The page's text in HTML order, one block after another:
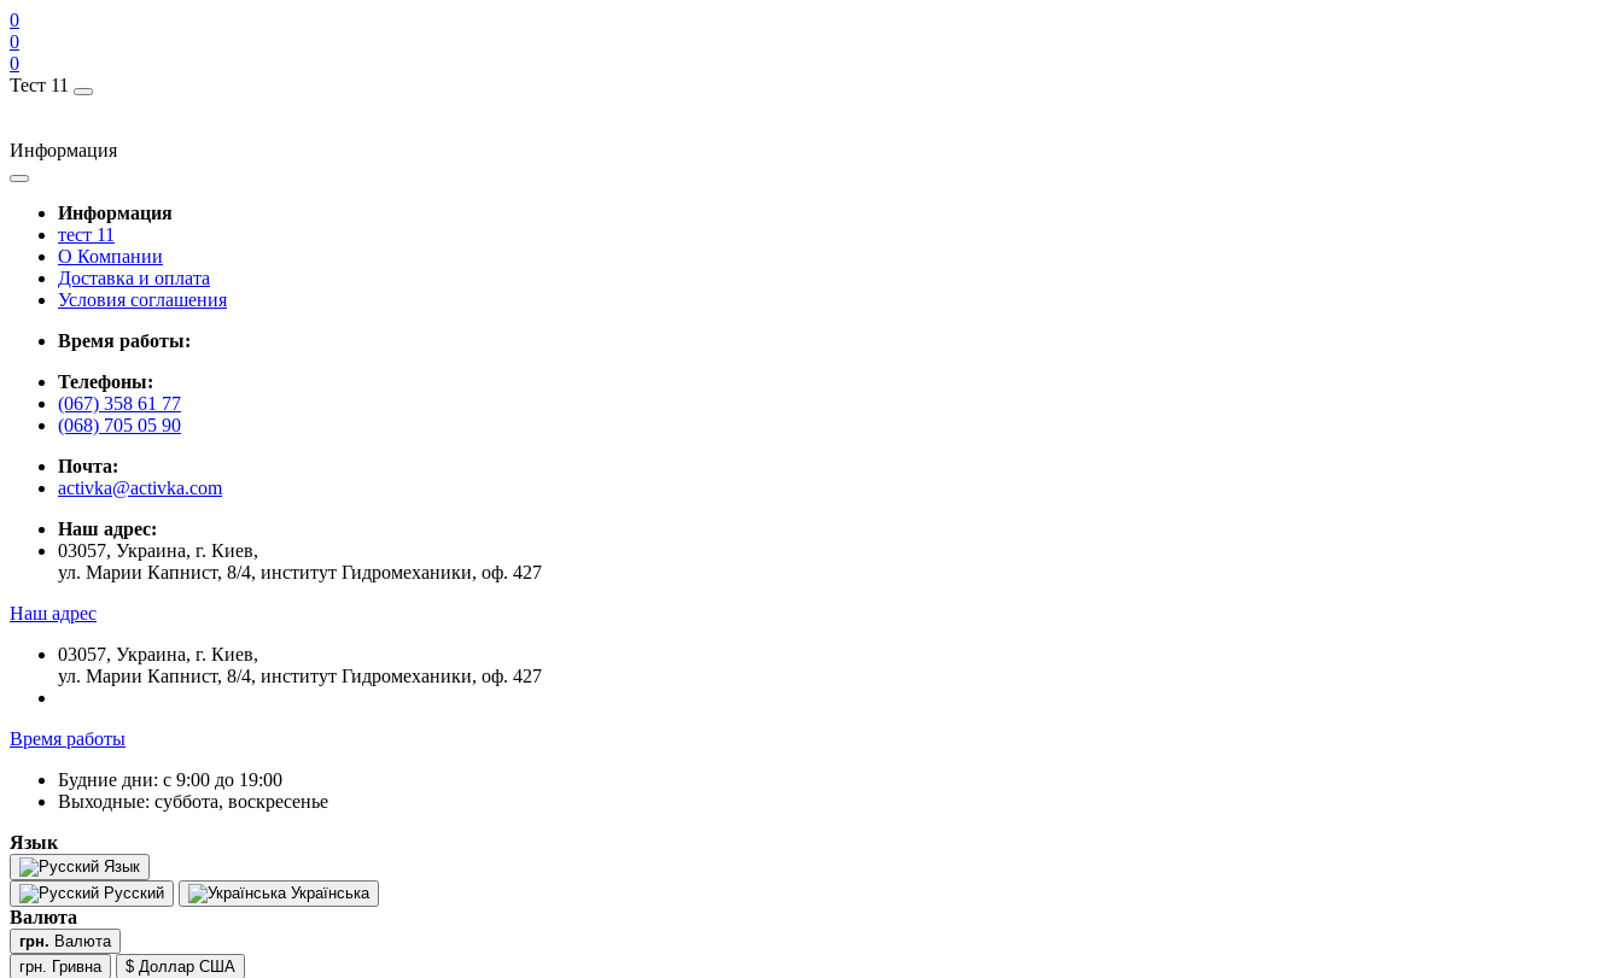
0
0
0
Тест 11
Информация
Информация
тест 11
О Компании
Доставка и оплата
Условия соглашения
Время работы:
Телефоны:
(067) 358 61 77
(068) 705 05 90
Почта:
activka@activka.com
Наш адрес:
03057, Украина, г. Киев,
ул. Марии Капнист, 8/4, институт Гидромеханики, оф. 427
Наш адрес
03057, Украина, г. Киев,
ул. Марии Капнист, 8/4, институт Гидромеханики, оф. 427
Время работы
Будние дни: с 9:00 до 19:00
Выходные: суббота, воскресенье
Язык
Язык
Русский
Українська
Валюта
грн. Валюта
грн. Гривна
$ Доллар США